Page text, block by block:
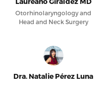
Otorhinolaryngology and
Head and Neck Surgery
Dra. Natalie Pérez Luna